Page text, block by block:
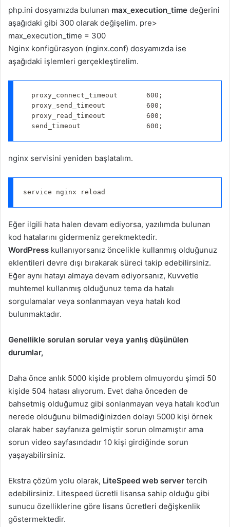
php.ini dosyamızda bulunan max_execution_time değerini
aşağıdaki gibi 300 olarak değişelim. pre>
max_execution_time = 300
Nginx konfigürasyon (nginx.conf) dosyamızda ise
aşağıdaki işlemleri gerçekleştirelim.
  proxy_connect_timeout       600;
  proxy_send_timeout          600;
  proxy_read_timeout          600;
nginx servisini yeniden başlatalım.
Eğer ilgili hata halen devam ediyorsa, yazılımda bulunan
kod hatalarını gidermeniz gerekmektedir.
WordPress kullanıyorsanız öncelikle kullanmış olduğunuz
eklentileri devre dışı bırakarak süreci takip edebilirsiniz.
Eğer aynı hatayı almaya devam ediyorsanız, Kuvvetle
muhtemel kullanmış olduğunuz tema da hatalı
sorgulamalar veya sonlanmayan veya hatalı kod
bulunmaktadır.
Genellikle sorulan sorular veya yanlış düşünülen
durumlar,
Daha önce anlık 5000 kişide problem olmuyordu şimdi 50
kişide 504 hatası alıyorum. Evet daha önceden de
bahsetmiş olduğumuz gibi sonlanmayan veya hatalı kod’un
nerede olduğunu bilmediğinizden dolayı 5000 kişi örnek
olarak haber sayfanıza gelmiştir sorun olmamıştır ama
sorun video sayfasındadır 10 kişi girdiğinde sorun
yaşayabilirsiniz.
Ekstra çözüm yolu olarak, LiteSpeed web server tercih
edebilirsiniz. Litespeed ücretli lisansa sahip olduğu gibi
sunucu özelliklerine göre lisans ücretleri değişkenlik
göstermektedir.